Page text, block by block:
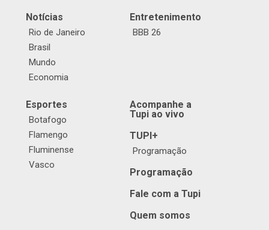
Notícias
Rio de Janeiro
Brasil
Mundo
Economia
Entretenimento
BBB 26
Esportes
Botafogo
Flamengo
Fluminense
Vasco
Acompanhe a
Tupi ao vivo
TUPI+
Programação
Programação
Fale com a Tupi
Quem somos